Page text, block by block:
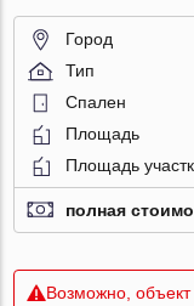
Город
Тип
Спален
Площадь
Площадь
полная
Возможно,